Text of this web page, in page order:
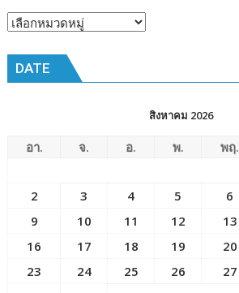
หัวข้อ
DATE
สิงหาคม 2026
อา. จ. อ. พ. พฤ.
2
3 4 5 6
9
10 11 12 13
16
17 18 19 20
23
24 25 26 27